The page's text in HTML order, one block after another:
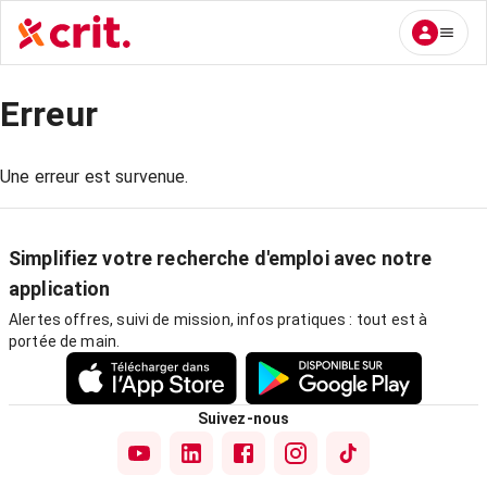
Erreur
Une erreur est survenue.
Simplifiez votre recherche d'emploi avec notre
application
Alertes offres, suivi de mission, infos pratiques : tout est à
portée de main.
Suivez-nous